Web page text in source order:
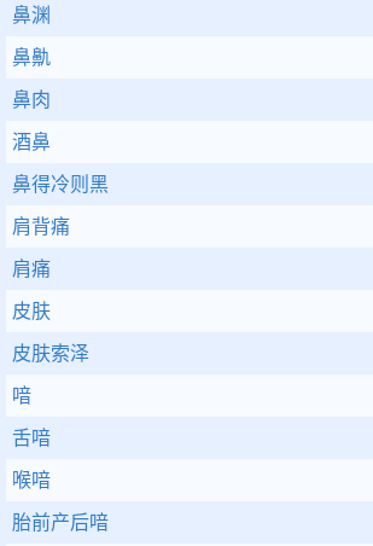
鼻渊
鼻鼽
鼻肉
酒鼻
鼻得冷则黑
肩背痛
肩痛
皮肤
皮肤索泽
喑
舌喑
喉喑
胎前产后喑